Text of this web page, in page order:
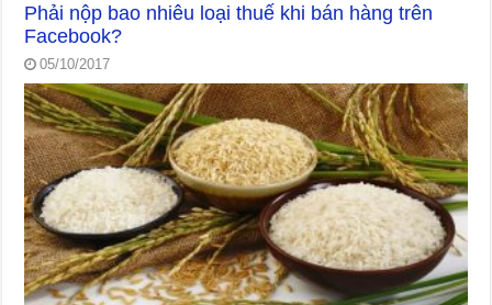
Phải nộp bao nhiêu loại thuế khi bán hàng trên
Facebook?
05/10/2017